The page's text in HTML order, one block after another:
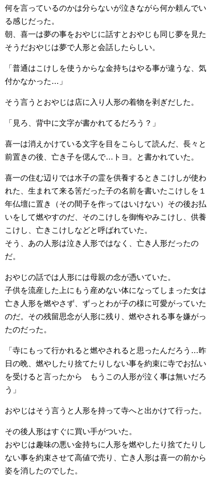
何を言っているのかは分らないが泣きながら何か頼んでい
る感じだった。
朝、喜一は夢の事をおやじに話すとおやじも同じ夢を見た
そうだおやじは夢で人形と会話したらしい。
「普通はこけしを使うからな金持ちはやる事が違うな、気
付かなかった…」
そう言うとおやじは店に入り人形の着物を剥ぎだした。
「見ろ、背中に文字が書かれてるだろう？」
喜一は消えかけている文字を目をこらして読んだ、長々と
前置きの後、亡き子を偲んで…トヨ。と書かれていた。
喜一の住む辺りでは水子の霊を供養するときこけしが使わ
れた、生まれて来る筈だった子の名前を書いたこけしを１
年仏壇に置き（その間子を作ってはいけない）その後お払
いをして燃やすのだ、そのこけしを御悔やみこけし、供養
こけし、亡きこけしなどと呼ばれていた。
そう、あの人形は泣き人形ではなく、亡き人形だったの
だ。
おやじの話では人形には母親の念が憑いていた。
子供を流産した上にもう産めない体になってしまった女は
亡き人形を燃やさず、ずっとわが子の様に可愛がっていた
のだ。その残留思念が人形に残り、燃やされる事を嫌がっ
たのだった。
「寺にもって行かれると燃やされると思ったんだろう…昨
日の晩、燃やしたり捨てたりしない事を約束に寺でお払い
を受けると言ったから もうこの人形が泣く事は無いだろ
う」
おやじはそう言うと人形を持って寺へと出かけて行った。
その後人形はすぐに買い手がついた。
おやじは趣味の悪い金持ちに人形を燃やしたり捨てたりし
ない事を約束させて高値で売り、亡き人形は喜一の前から
姿を消したのでした。